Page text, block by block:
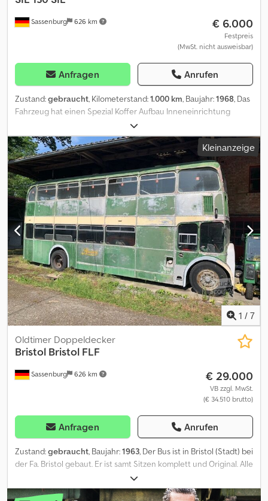
Sassenburg 626 km € 6.000
Festpreis
(MwSt. nicht ausweisbar)
Anfragen Anrufen
Zustand:gebraucht, Kilometerstand:1.000 km, Baujahr:1968, Das
Fahrzeug hat einen Spezial Koffer Aufbau Inneneinrichtung
vorhanden Eine Glaskuppel für die Flugleiter kann ausgefahren
werden Lange Antenne kann aiusgefahren werden Cjdpfxsy Ufa
Sj Adtorf Ampel vorhanden etc. Nur 2 Stück in Deutschland
bekannt.
Kleinanzeige
1 / 7
Sassenburg 626 km
Oldtimer Doppeldecker
Bristol Bristol FLF
€ 29.000
VB zzgl. MwSt.
(€ 34.510 brutto)
Anfragen Anrufen
Zustand:gebraucht, Baujahr:1963, Der Bus ist in Bristol (Stadt) bei
der Fa. Bristol gebaut. Er ist samt Sitzen komplett und Original. Alle
Sitze sind vorhanden und original. Er war der letzte des Typs, der
in der Stadt fuhr, ist somit ein ganz besonderes Stück, sogar mit